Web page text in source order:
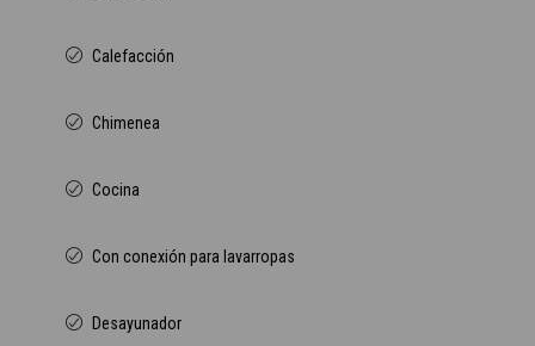
Calefacción
Chimenea
Cocina
Con conexión para lavarropas
Desayunador